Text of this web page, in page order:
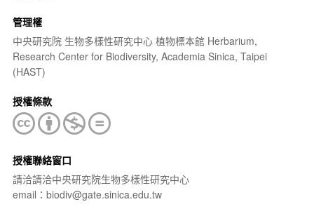
管理權
中央研究院 生物多樣性研究中心 植物標本館 Herbarium,
Research Center for Biodiversity, Academia Sinica, Taipei
(HAST)
授權條款
授權聯絡窗口
請洽請洽中央研究院生物多樣性研究中心
email：biodiv@gate.sinica.edu.tw